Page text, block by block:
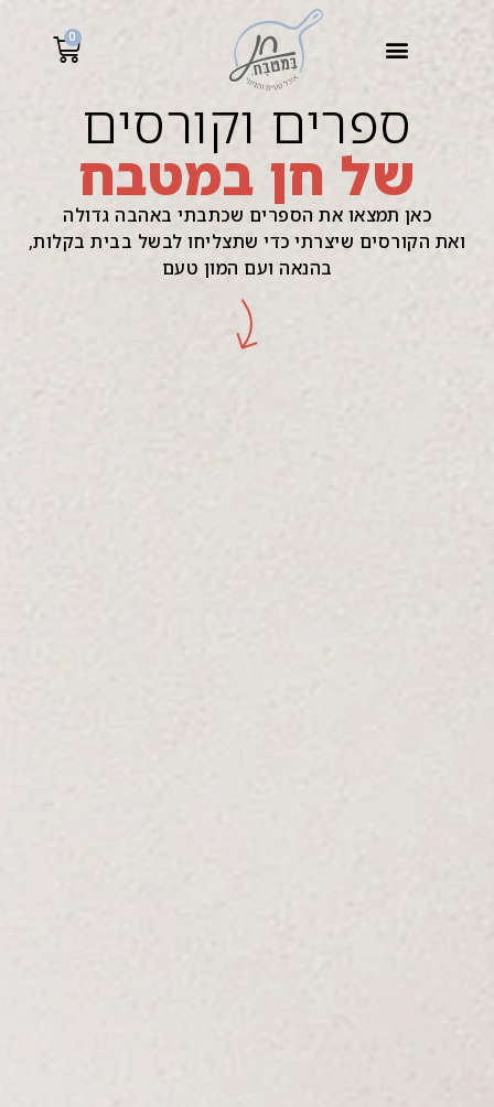
0
ספרים וקורסים
של חן במטבח
כאן תמצאו את הספרים שכתבתי באהבה גדולה
ואת הקורסים שיצרתי כדי שתצליחו לבשל בבית בקלות,
בהנאה ועם המון טעם